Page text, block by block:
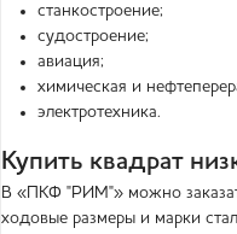
станкостроение;
судостроение;
авиация;
химическая и
электротехника.
Купить квадрат
В «ПКФ "РИМ"» можно
ходовые размеры и марки